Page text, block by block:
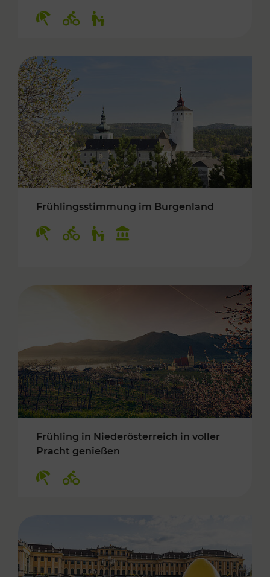
Frühlingsstimmung im Burgenland
Frühling in Niederösterreich in voller
Pracht genießen